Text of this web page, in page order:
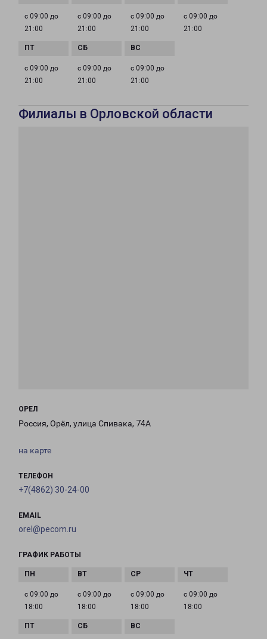
с 09:00 до
21:00
с 09:00 до
21:00
с 09:00 до
21:00
с 09:00 до
21:00
с 09:00 до
21:00
с 09:00 до
21:00
с 09:00 до
21:00
Филиалы в Орловской области
ОРЕЛ
Россия, Орёл, улица Спивака, 74А
на карте
ТЕЛЕФОН
+7(4862) 30-24-00
EMAIL
orel@pecom.ru
ГРАФИК РАБОТЫ
с 09:00 до
18:00
с 09:00 до
18:00
с 09:00 до
18:00
с 09:00 до
18:00